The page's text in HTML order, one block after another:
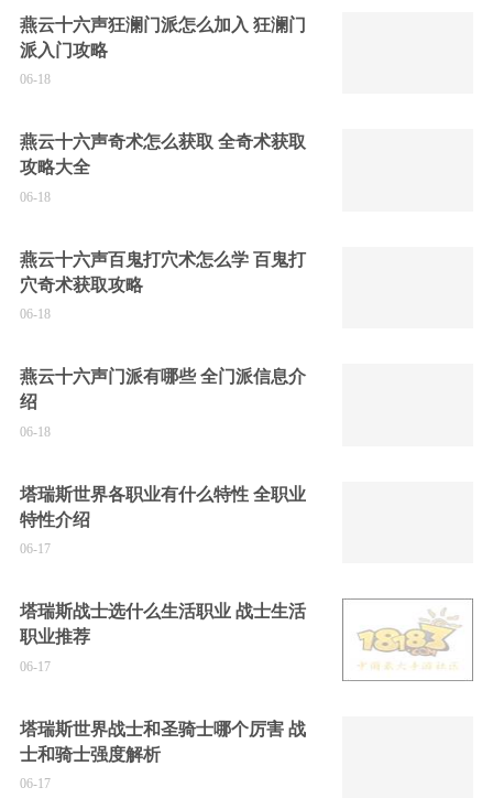
燕云十六声狂澜门派怎么加入 狂澜门
派入门攻略
06-18
燕云十六声奇术怎么获取 全奇术获取
攻略大全
06-18
燕云十六声百鬼打穴术怎么学 百鬼打
穴奇术获取攻略
06-18
燕云十六声门派有哪些 全门派信息介
绍
06-18
塔瑞斯世界各职业有什么特性 全职业
特性介绍
06-17
塔瑞斯战士选什么生活职业 战士生活
职业推荐
06-17
塔瑞斯世界战士和圣骑士哪个厉害 战
士和骑士强度解析
06-17